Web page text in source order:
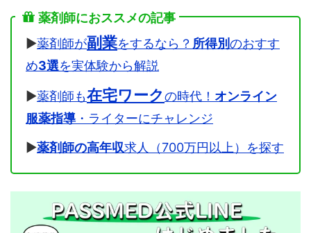
薬剤師におススメの記事
▶薬剤師が副業をするなら？ 所得別のおすす
め3選を実体験から解説
▶薬剤師も在宅ワークの時代！ オンライン
服薬指導 ・ライターにチャレンジ
▶薬剤師の高年収求人（700万円以上）を探す